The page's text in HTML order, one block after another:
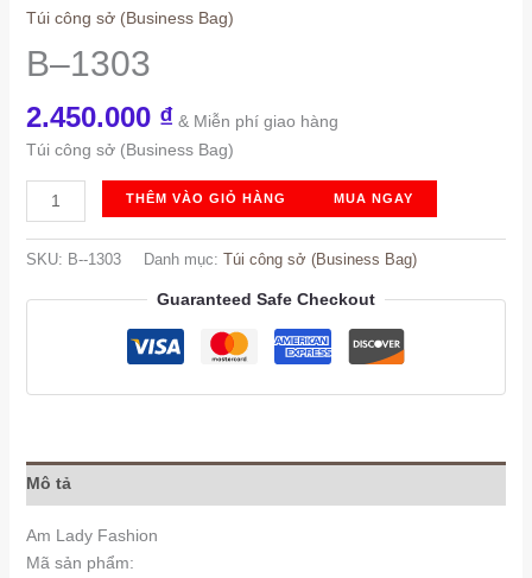
Túi công sở (Business Bag)
B–1303
2.450.000 ₫ & Miễn phí giao hàng
Túi công sở (Business Bag)
-1303
THÊM VÀO GIỎ HÀNG MUA NGAY
SKU: B--1303 Danh mục: Túi công sở (Business Bag)
Guaranteed Safe Checkout
Mô tả
Am Lady Fashion
Mã sản phẩm: